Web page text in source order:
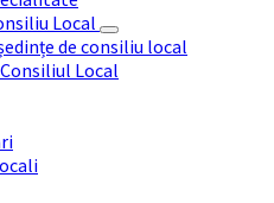
Local
de consiliu local
Local